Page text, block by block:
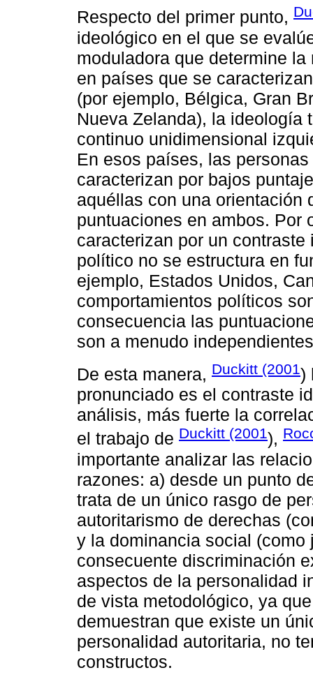
Respecto del primer punto,
ideológico en el que se
moduladora que determine
en países que se
(por ejemplo, Bélgica, Gran
Nueva Zelanda), la ideología
continuo unidimensional
En esos países, las
caracterizan por bajos
aquéllas con una orientación
puntuaciones en ambos. Por
caracterizan por un
político no se estructura en
ejemplo, Estados Unidos,
comportamientos políticos
consecuencia las
son a menudo
De esta manera, Duckitt (2001)
pronunciado es el contraste
análisis, más fuerte la
el trabajo de Duckitt (2001),
importante analizar las
razones: a) desde un punto
trata de un único rasgo de
autoritarismo de derechas
y la dominancia social
consecuente discriminación
aspectos de la personalidad
de vista metodológico, ya
demuestran que existe un
personalidad autoritaria, no
constructos.